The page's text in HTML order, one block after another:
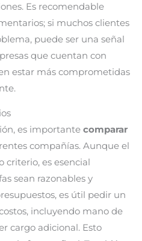
Es recomendable
si muchos clientes
puede ser una señal
que cuentan con
estar más comprometidas
es importante comparar
compañías. Aunque el
criterio, es esencial
sean razonables y
es útil pedir un
incluyendo mano de
cargo adicional. Esto